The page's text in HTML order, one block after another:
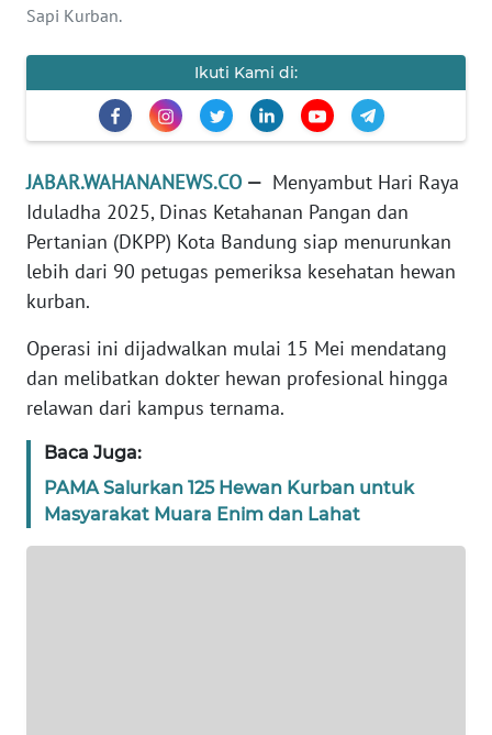
Sapi Kurban.
Ikuti Kami di:
JABAR.WAHANANEWS.CO — Menyambut Hari Raya
Iduladha 2025, Dinas Ketahanan Pangan dan
Pertanian (DKPP) Kota Bandung siap menurunkan
lebih dari 90 petugas pemeriksa kesehatan hewan
kurban.
Operasi ini dijadwalkan mulai 15 Mei mendatang
dan melibatkan dokter hewan profesional hingga
relawan dari kampus ternama.
Baca Juga:
PAMA Salurkan 125 Hewan Kurban untuk
Masyarakat Muara Enim dan Lahat
INDEKS
KONTAK
INFO
KAMI
PEDOMAN
MEDIA
SIBER
REDAKSI
KARIR